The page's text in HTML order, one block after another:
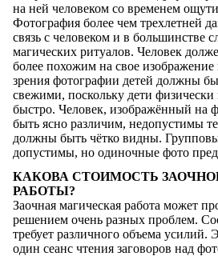
на ней человеком со временем
Фотография более чем трехлетней
связь с человеком и в большинстве
магических ритуалов. Человек
более похожим на свое
зрения фотографии детей должны
свежими, поскольку дети
быстро. Человек, изображённый на
быть ясно различим, недопустимы
должны быть чётко видны.
допустимы, но одиночные фото
КАКОВА СТОИМОСТЬ
РАБОТЫ?
Заочная магическая работа может
решением очень разных проблем.
требует различного объема усилий.
один сеанс чтения заговоров над